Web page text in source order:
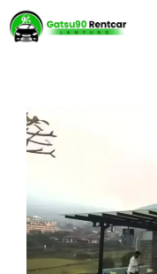
Langsung
ke